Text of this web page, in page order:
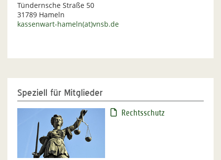
Tündernsche Straße 50
31789 Hameln
kassenwart-hameln(at)vnsb.de
Speziell für Mitglieder
Rechtsschutz